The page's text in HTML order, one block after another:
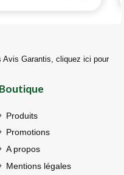
Avis Garantis, cliquez ici pour
Boutique
Produits
Promotions
A propos
Mentions légales